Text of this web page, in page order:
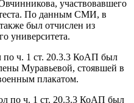
участвовавшего
По данным СМИ, в
был отчислен из
университета.
по ч. 1 ст. 20.3.3 КоАП был
Муравьевой, стоявшей в
плакатом.
по ч. 1 ст. 20.3.3 КоАП был